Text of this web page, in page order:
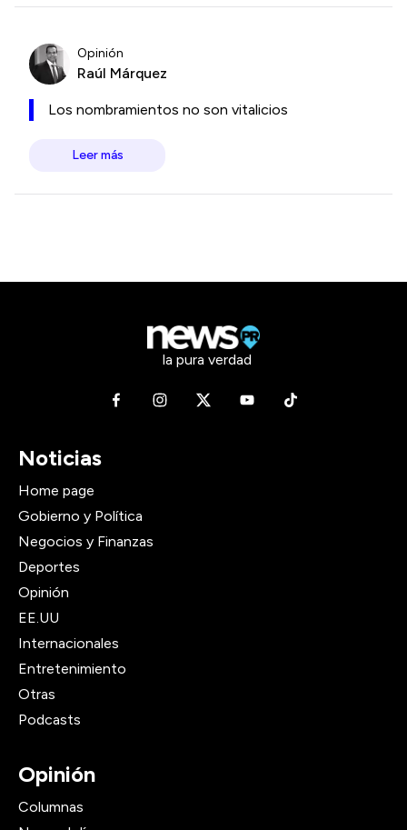
Opinión
Raúl Márquez
Los nombramientos no son vitalicios
Leer más
la pura verdad
Noticias
Home page
Gobierno y Política
Negocios y Finanzas
Deportes
Opinión
EE.UU
Internacionales
Entretenimiento
Otras
Podcasts
Opinión
Columnas